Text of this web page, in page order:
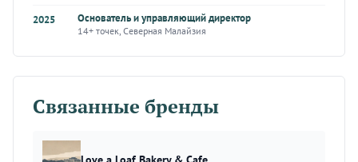
2025 Основатель и управляющий директор
14+ точек, Северная Малайзия
Связанные бренды